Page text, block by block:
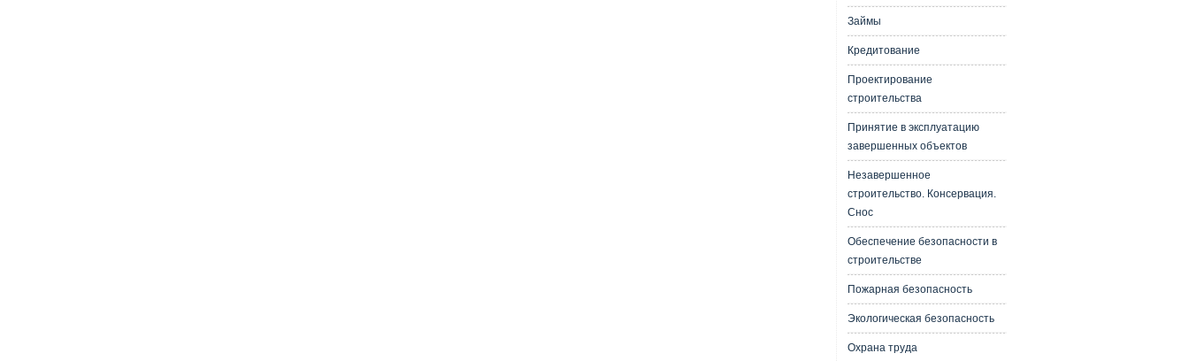
Займы
Кредитование
Проектирование
строительства
Принятие в эксплуатацию
завершенных объектов
Незавершенное
строительство. Консервация.
Снос
Обеспечение безопасности в
строительстве
Пожарная безопасность
Экологическая безопасность
Охрана труда